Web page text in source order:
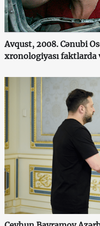
Avqust, 2008. Cənubi
xronologiyası faktlarda